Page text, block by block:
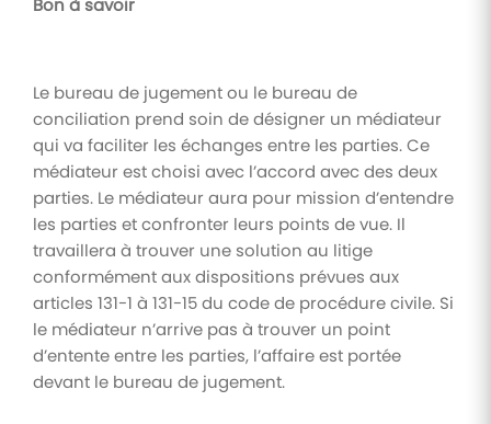
Bon à savoir
Le bureau de jugement ou le bureau de
conciliation prend soin de désigner un médiateur
qui va faciliter les échanges entre les parties. Ce
médiateur est choisi avec l’accord avec des deux
parties. Le médiateur aura pour mission d’entendre
les parties et confronter leurs points de vue. Il
travaillera à trouver une solution au litige
conformément aux dispositions prévues aux
articles 131-1 à 131-15 du code de procédure civile. Si
le médiateur n’arrive pas à trouver un point
d’entente entre les parties, l’affaire est portée
devant le bureau de jugement.